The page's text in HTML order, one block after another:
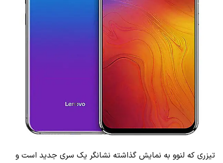
تیزری که لنوو به نمایش گذاشته نشانگر یک سری جدید است و